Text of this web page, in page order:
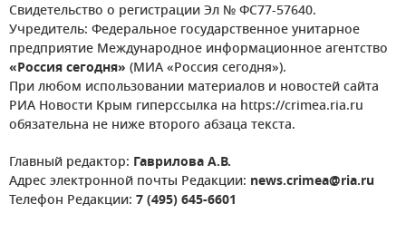
Свидетельство о регистрации Эл № ФС77-57640.
Учредитель: Федеральное государственное унитарное
предприятие Международное информационное агентство
«Россия сегодня» (МИА «Россия сегодня»).
При любом использовании материалов и новостей сайта
РИА Новости Крым гиперссылка на https://crimea.ria.ru
обязательна не ниже второго абзаца текста.
Главный редактор: Гаврилова А.В.
Адрес электронной почты Редакции: news.crimea@ria.ru
Телефон Редакции: 7 (495) 645-6601